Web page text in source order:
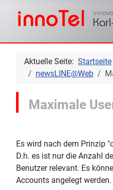
Aktuelle Seite: Startseite
newsLINE@Web
Maximale
Es wird nach dem Prinzip
D.h. es ist nur die Anzahl
Benutzer relevant. Es
Accounts angelegt werden.